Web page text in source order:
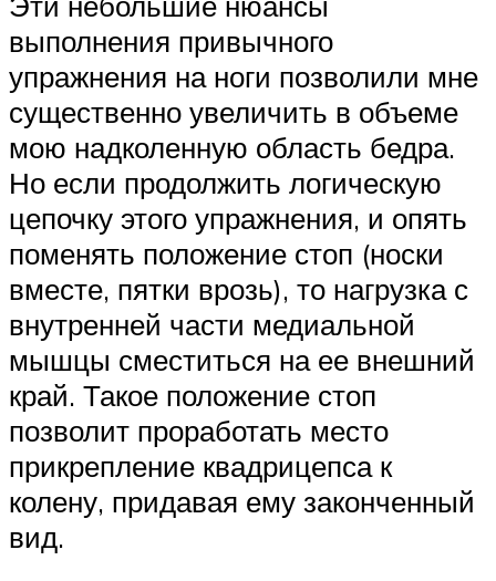
выполнения привычного
упражнения на ноги позволили мне
существенно увеличить в объеме
мою надколенную область бедра.
Но если продолжить логическую
цепочку этого упражнения, и опять
поменять положение стоп (носки
вместе, пятки врозь), то нагрузка с
внутренней части медиальной
мышцы сместиться на ее внешний
край. Такое положение стоп
позволит проработать место
прикрепление квадрицепса к
колену, придавая ему законченный
вид.